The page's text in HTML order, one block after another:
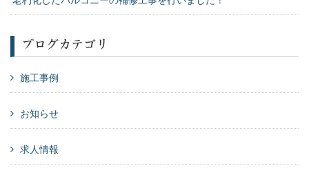
ブログカテゴリ
施工事例
お知らせ
求人情報